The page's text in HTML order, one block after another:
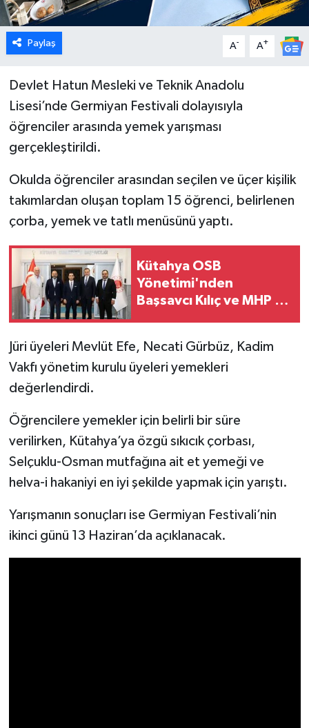
Paylaş A- A+
Devlet Hatun Mesleki ve Teknik Anadolu
Lisesi’nde Germiyan Festivali dolayısıyla
öğrenciler arasında yemek yarışması
gerçekleştirildi.
Okulda öğrenciler arasından seçilen ve üçer kişilik
takımlardan oluşan toplam 15 öğrenci, belirlenen
çorba, yemek ve tatlı menüsünü yaptı.
Kütahya OSB
Yönetimi'nden
Başsavcı Kılıç ve MHP İl
Jüri üyeleri Mevlüt Efe, Necati Gürbüz, Kadim
Vakfı yönetim kurulu üyeleri yemekleri
değerlendirdi.
Öğrencilere yemekler için belirli bir süre
verilirken, Kütahya’ya özgü sıkıcık çorbası,
Selçuklu-Osman mutfağına ait et yemeği ve
helva-i hakaniyi en iyi şekilde yapmak için yarıştı.
Yarışmanın sonuçları ise Germiyan Festivali’nin
ikinci günü 13 Haziran’da açıklanacak.
Gediz
Genel
Gündem
Hisarcık
Köşe Yazıları
Kültür Sanat
Kütahya
Magazin
Pazarlar
Resmi İlan
Rüya Tabirleri
Sağlık
Şaphane